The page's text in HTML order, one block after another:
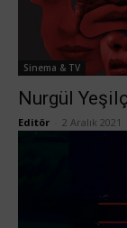
Sinema & TV
Nurgül
Editör 2 Aralık 2021